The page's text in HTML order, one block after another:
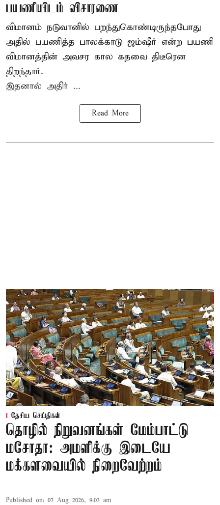
பயணியிடம் விசாரணை
விமானம் நடுவானில் பறந்துகொண்டிருந்தபோது
அதில் பயணித்த பாலக்காடு ஜம்ஷீர் என்ற பயணி
விமானத்தின் அவசர கால கதவை திடீரென
திறந்தார்.
இதனால் அதிர் ...
Read More
தேசிய செய்திகள்
தொழில் நிறுவனங்கள் மேம்பாட்டு
மசோதா: அமளிக்கு இடையே
மக்களவையில் நிறைவேற்றம்
Published on: 07 Aug 2026, 9:03 am